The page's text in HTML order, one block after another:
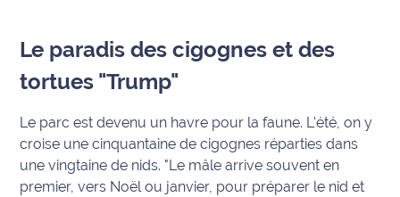
Le paradis des cigognes et des
tortues "Trump"
Le parc est devenu un havre pour la faune. L'été, on y
croise une cinquantaine de cigognes réparties dans
une vingtaine de nids. "Le mâle arrive souvent en
premier, vers Noël ou janvier, pour préparer le nid et